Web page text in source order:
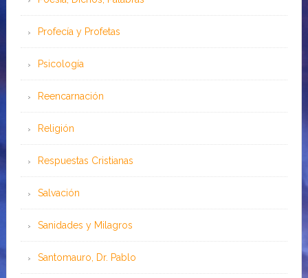
Profecía y Profetas
Psicología
Reencarnación
Religión
Respuestas Cristianas
Salvación
Sanidades y Milagros
Santomauro, Dr. Pablo